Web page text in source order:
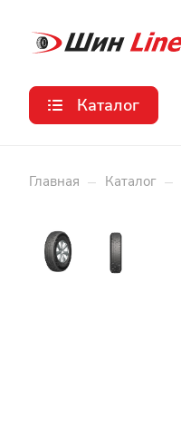
Каталог
Главная – Каталог –